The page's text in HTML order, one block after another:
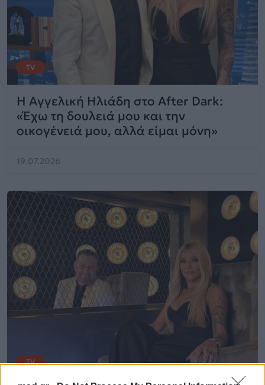
TV
Η Αγγελική Ηλιάδη στο After Dark:
«Έχω τη δουλειά μου και την
οικογένειά μου, αλλά είμαι μόνη»
19.07.2026
TV